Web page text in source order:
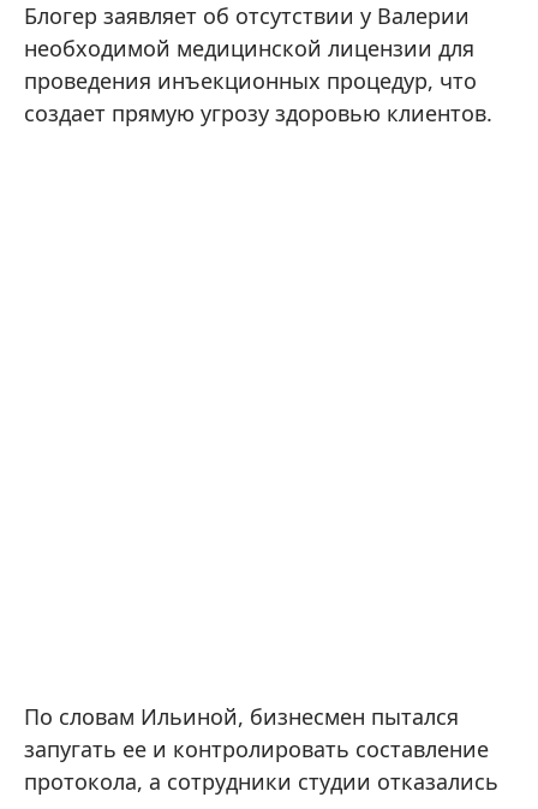
Блогер заявляет об отсутствии у Валерии
необходимой медицинской лицензии для
проведения инъекционных процедур, что
создает прямую угрозу здоровью клиентов.
По словам Ильиной, бизнесмен пытался
запугать ее и контролировать составление
протокола, а сотрудники студии отказались